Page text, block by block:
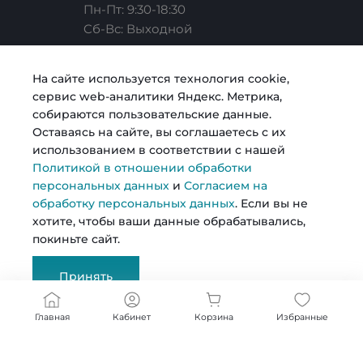
Карьера
Согласие на обработку персональных данных
Политика в отношении обработки персональных
данных
Сертификаты
Документы
Строительство
Металлопрокат
Возможности
Пн-Пт: 9:30-18:30
Cб-Вс: Выходной
© 2026 Kosmos, Все права защищены
Главная Кабинет Корзина Избранные
На сайте используется технология cookie,
сервис web-аналитики Яндекс. Метрика,
собираются пользовательские данные.
Оставаясь на сайте, вы соглашаетесь с их
использованием в соответствии с нашей
Политикой в отношении обработки
персональных данных и Согласием на
обработку персональных данных. Если вы не
хотите, чтобы ваши данные обрабатывались,
покиньте сайт.
Принять